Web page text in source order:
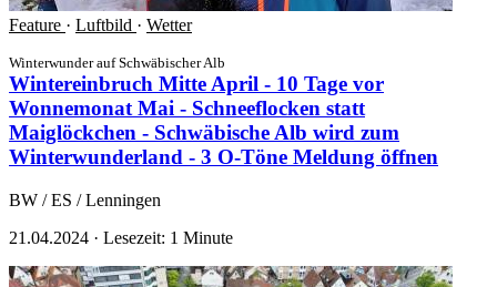
Feature · Luftbild · Wetter
Winterwunder auf Schwäbischer Alb
Wintereinbruch Mitte April - 10 Tage vor
Wonnemonat Mai - Schneeflocken statt
Maiglöckchen - Schwäbische Alb wird zum
Winterwunderland - 3 O-Töne Meldung öffnen
BW / ES / Lenningen
21.04.2024 · Lesezeit: 1 Minute